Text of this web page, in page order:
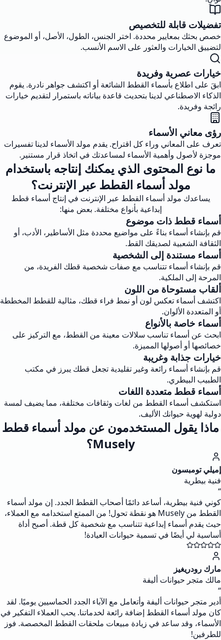
تفضيلات قابلة للتخصيص
خصص بحثك بمعايير محددة. اختر الجنس، الطول، الأصل، أو الموضوع
لتضييق الخيارات والعثور على الاسم الأنسب.
خيارات عصرية وفريدة
ابقَ على اطلاع بأسماء القطط الشائعة أو اكتشف جواهر نادرة. يقوم
الذكاء الاصطناعي لدينا بتحديث قاعدة بياناته باستمرار لتقديم خيارات
رائجة وفريدة.
رؤى معاني الأسماء
تعرف على المعاني وراء كل اقتراح. يقدم مولد الأسماء لدينا تفسيرات
موجزة لأصول وأهمية الأسماء لمساعدتك في اتخاذ قرار مستنير.
ما نوع المحتوى الذي يمكنك إنتاجه باستخدام
مولد أسماء القطط عبر الإنترنت؟
يساعدك مولد أسماء القطط عبر الإنترنت في إنتاج أسماء قطط
إبداعية بأنواع مختلفة. بعض منها:
أسماء قطط ذات موضوع
قم بإنشاء أسماء بناءً على مواضيع محددة مثل الأساطير، الأدب، أو
الثقافة الشعبية لصديقك القط.
أسماء مستندة إلى الشخصية
قم بإنشاء أسماء تتناسب مع صفات شخصية قطك الفريدة، من
المرحة إلى الملكية.
ألقاب مستوحاة من اللون
اكتشف أسماء تعكس لون أو نمط فراء قطك، مثالية للقطط المخططة
أو المتعددة الألوان.
أسماء خاصة بالأنواع
ابحث عن أسماء تناسب سلالات معينة من القطط، مع التركيز على
خصائصها أو أصولها المميزة.
خيارات جذابة وغريبة
قم بإنشاء أسماء رائعة وغير تقليدية تجعل قطك يبرز في مكتب
الطبيب البيطري.
أسماء قطط متعددة اللغات
استكشف أسماء القطط من لغات وثقافات مختلفة، مما يضيف لمسة
دولية لهوية حيوانك الأليف.
ماذا يقول المستخدمون عن مولد أسماء قطط
Musely؟
إميلي تومبسون
فنية بيطرية
“
كوني فنية بيطرية، أساعد دائمًا أصحاب القطط الجدد. إن مولد أسماء
القطط من Musely هو نقطة تحول! من الممتع استخدامه مع العملاء،
حيث يقدم أسماء إبداعية تتناسب مع شخصية كل قطة. أصبح أداة
أساسية لي أيضًا في تسمية حيوانات العيادة!
مارك رودريغيز
مالك متجر حيوانات أليفة
“
أدير متجر حيوانات أليفة وأتعامل مع الآباء الجدد الحماسيين يوميًا. لقد
كان مولد أسماء القطط إضافة رائعة لخدماتنا. يحب العملاء التفكير في
الأسماء، وقد ساعد في زيادة مبيعات ملحقات القطط المخصصة. فوز
للطرفين!